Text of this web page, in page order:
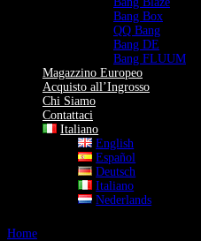
Bang Box
QQ Bang
Bang DE
Bang FLUUM
Magazzino Europeo
Acquisto all’Ingrosso
Chi Siamo
Contattaci
Italiano
English
Español
Deutsch
Italiano
Nederlands
Home